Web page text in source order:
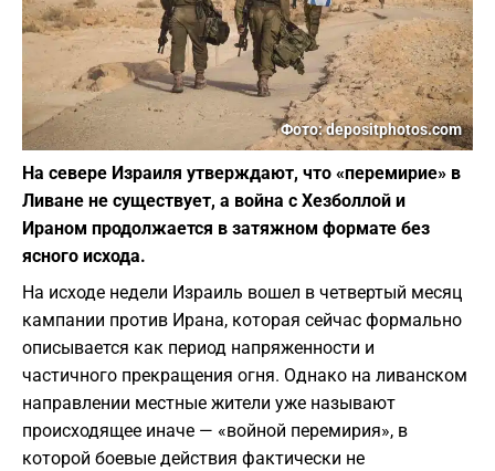
Фото: depositphotos.com
На севере Израиля утверждают, что «перемирие» в
Ливане не существует, а война с Хезболлой и
Ираном продолжается в затяжном формате без
ясного исхода.
На исходе недели Израиль вошел в четвертый месяц
кампании против Ирана, которая сейчас формально
описывается как период напряженности и
частичного прекращения огня. Однако на ливанском
направлении местные жители уже называют
происходящее иначе — «войной перемирия», в
которой боевые действия фактически не